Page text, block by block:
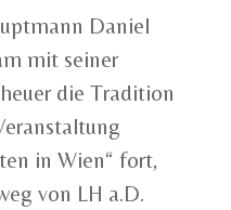
Daniel
mit seiner
die Tradition
in Wien“ fort,
von LH a.D.